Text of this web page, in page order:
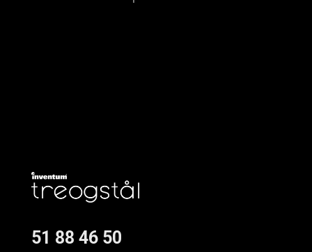
51 88 46 50